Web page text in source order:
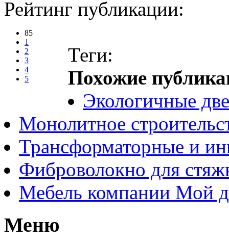
Рейтинг публикации:
85
1
2
3
4
5
Теги:
Похожие
Экологичные
Монолитное
Трансформаторные и
Фиброволокно для
Мебель компании Мой
Меню